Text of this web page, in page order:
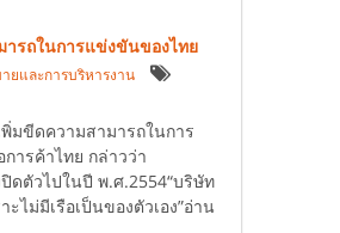
ารถในการแข่งขันของไทย
ยและการบริหารงาน
มขีดความสามารถในการ
ารค้าไทย กล่าวว่า
ดตัวไปในปี พ.ศ.2554“บริษัท
ไม่มีเรือเป็นของตัวเอง”อ่าน